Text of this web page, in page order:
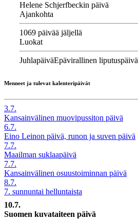
Helene Schjerfbeckin päivä
Ajankohta
1069 päivää jäljellä
Luokat
JuhlapäiväEpävirallinen liputuspäivä
Menneet ja tulevat kalenteripäivät
3.7.
Kansainvälinen muovipussiton päivä
6.7.
Eino Leinon päivä, runon ja suven päivä
7.7.
Maailman suklaapäivä
7.7.
Kansainvälinen osuustoiminnan päivä
8.7.
7. sunnuntai helluntaista
10.7.
Suomen kuvataiteen päivä